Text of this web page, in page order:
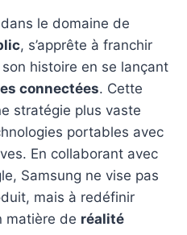
le domaine de
, s’apprête à franchir
histoire en se lançant
connectées. Cette
stratégie plus vaste
portables avec
En collaborant avec
Samsung ne vise pas
mais à redéfinir
matière de réalité